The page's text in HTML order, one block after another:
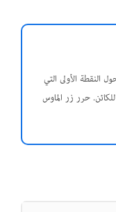
النقطة الأولى التي
منعكس للكائن. حرر زر الماوس